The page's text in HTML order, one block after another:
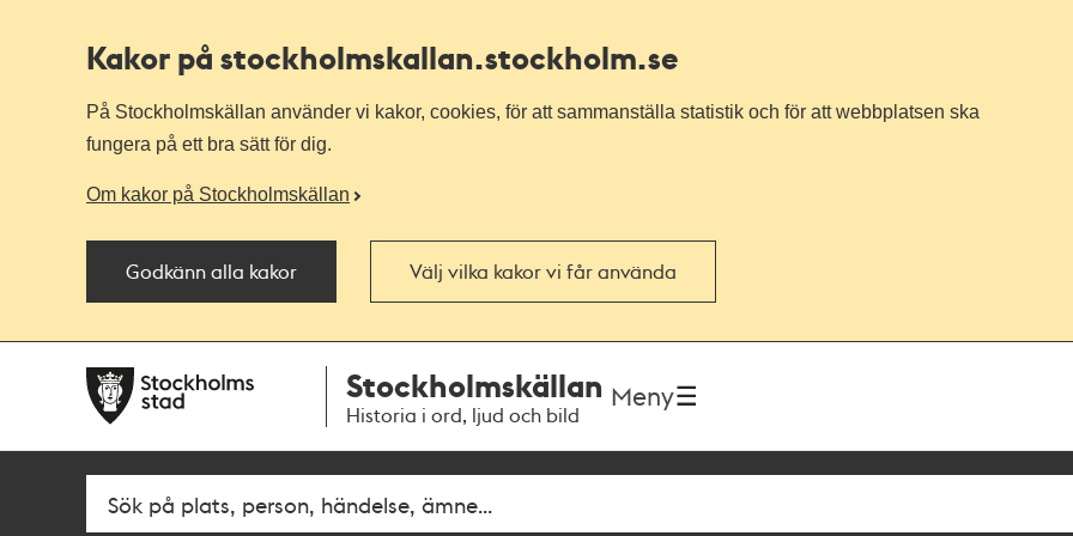
Kakor på stockholmskallan.stockholm.se
På Stockholmskällan använder vi kakor, cookies, för att sammanställa statistik och för att webbplatsen ska
fungera på ett bra sätt för dig.
Om kakor på Stockholmskällan
Godkänn alla kakor Välj vilka kakor vi får använda
navigationen
huvudinnehållet
Stockholmskällan
Historia i ord, ljud och bild
Meny
SökFritextsök